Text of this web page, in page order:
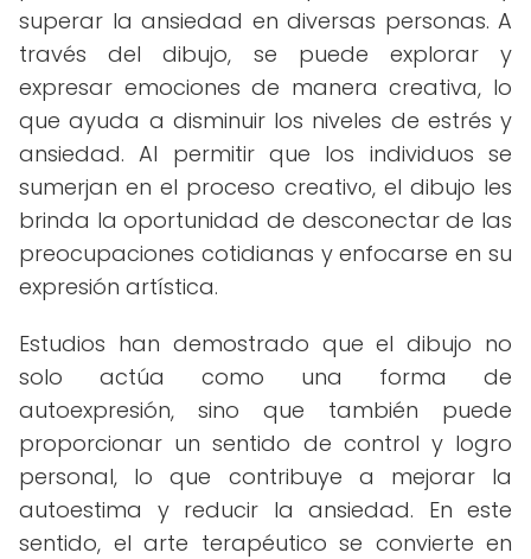
superar la ansiedad en diversas personas. A
través del dibujo, se puede explorar y
expresar emociones de manera creativa, lo
que ayuda a disminuir los niveles de estrés y
ansiedad. Al permitir que los individuos se
sumerjan en el proceso creativo, el dibujo les
brinda la oportunidad de desconectar de las
preocupaciones cotidianas y enfocarse en su
expresión artística.
Estudios han demostrado que el dibujo no
solo actúa como una forma de
autoexpresión, sino que también puede
proporcionar un sentido de control y logro
personal, lo que contribuye a mejorar la
autoestima y reducir la ansiedad. En este
sentido, el arte terapéutico se convierte en